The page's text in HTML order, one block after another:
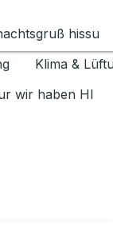
1.6.2026 hissu
Klima &
wir haben HI